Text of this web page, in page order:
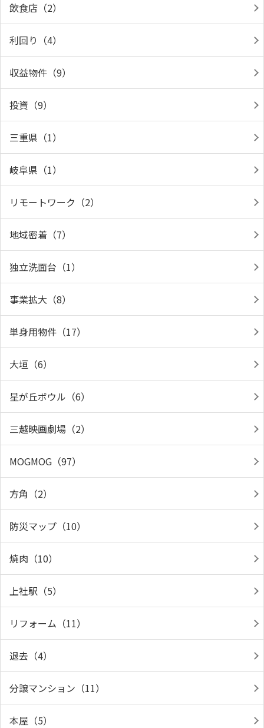
飲食店（2）
利回り（4）
収益物件（9）
投資（9）
三重県（1）
岐阜県（1）
リモートワーク（2）
地域密着（7）
独立洗面台（1）
事業拡大（8）
単身用物件（17）
大垣（6）
星が丘ボウル（6）
三越映画劇場（2）
MOGMOG（97）
方角（2）
防災マップ（10）
焼肉（10）
上社駅（5）
リフォーム（11）
退去（4）
分譲マンション（11）
本屋（5）